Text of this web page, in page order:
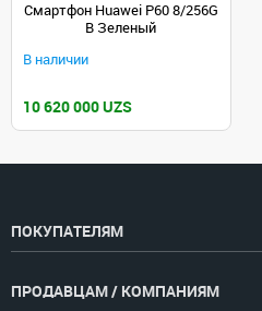
Смартфон Huawei P60 8/256G
B Зеленый
В наличии
10 620 000 UZS
ПОКУПАТЕЛЯМ
ПРОДАВЦАМ / КОМПАНИЯМ